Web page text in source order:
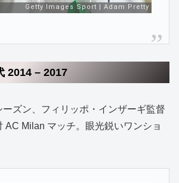
2014 – 2017
ーズン、フィリッポ・インザーギ監督
AC Milan マッチ。眼光鋭いワンショ